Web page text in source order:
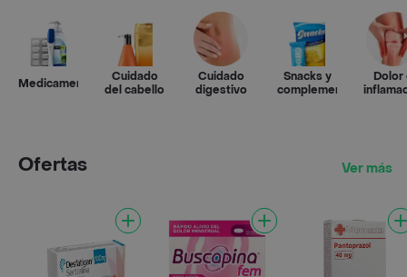
Medicamentos
Cuidado
del cabello
Cuidado
digestivo
Snacks y
complementos
Dolor
Ofertas Ver más